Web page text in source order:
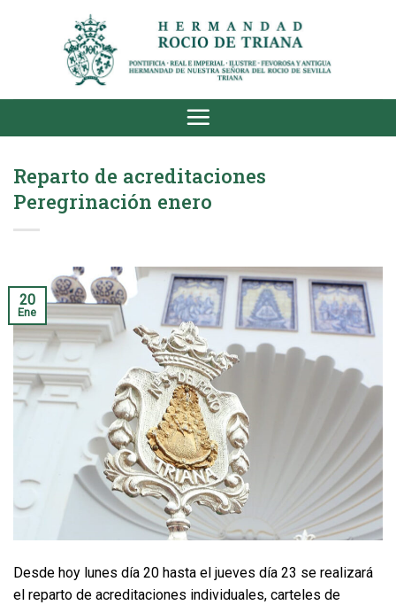
Reparto de acreditaciones
Peregrinación enero
20
Ene
Desde hoy lunes día 20 hasta el jueves día 23 se realizará
el reparto de acreditaciones individuales, carteles de